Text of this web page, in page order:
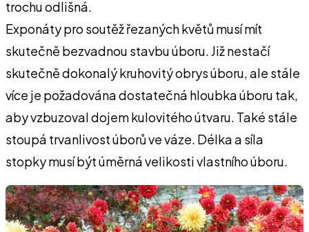
trochu odlišná.
Exponáty pro soutěž řezaných květů musí mít
skutečně bezvadnou stavbu úboru. Již nestačí
skutečně dokonalý kruhovitý obrys úboru, ale stále
více je požadována dostatečná hloubka úboru tak,
aby vzbuzoval dojem kulovitého útvaru. Také stále
stoupá trvanlivost úborů ve váze. Délka a síla
stopky musí být úměrná velikosti vlastního úboru.